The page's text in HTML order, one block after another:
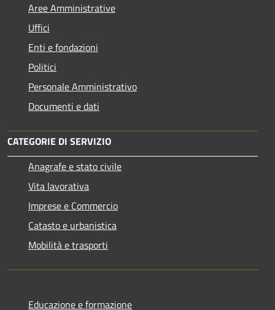
Aree Amministrative
Uffici
Enti e fondazioni
Politici
Personale Amministrativo
Documenti e dati
CATEGORIE DI SERVIZIO
Anagrafe e stato civile
Vita lavorativa
Imprese e Commercio
Catasto e urbanistica
Mobilità e trasporti
Educazione e formazione